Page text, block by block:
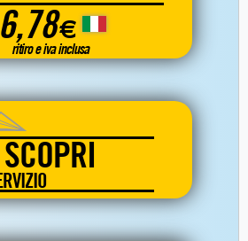
6,78€
ritiro e iva inclusa
SCOPRI